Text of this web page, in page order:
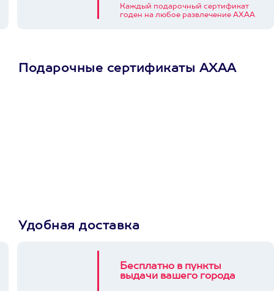
Каждый подарочный сертификат
годен на любое развлечение АХАА
Подарочные сертификаты АХАА
Удобная доставка
Бесплатно в пункты
выдачи вашего города